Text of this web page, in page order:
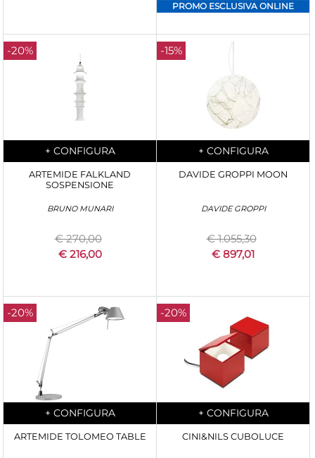
PROMO ESCLUSIVA ONLINE
-20%
Quantità
+ CONFIGURA
ARTEMIDE FALKLAND
SOSPENSIONE
BRUNO MUNARI
€ 270,00
€ 216,00
-15%
Quantità
+ CONFIGURA
DAVIDE GROPPI MOON
DAVIDE GROPPI
€ 1.055,30
€ 897,01
-20%
Quantità
+ CONFIGURA
ARTEMIDE TOLOMEO TABLE
-20%
Quantità
+ CONFIGURA
CINI&NILS CUBOLUCE